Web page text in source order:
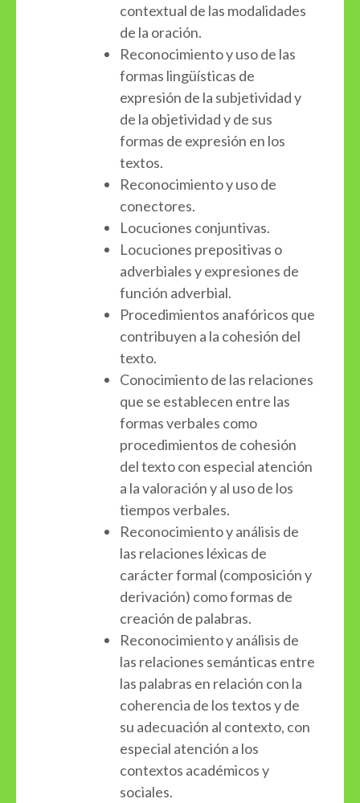
contextual de las modalidades
de la oración.
Reconocimiento y uso de las
formas lingüísticas de
expresión de la subjetividad y
de la objetividad y de sus
formas de expresión en los
textos.
Reconocimiento y uso de
conectores.
Locuciones conjuntivas.
Locuciones prepositivas o
adverbiales y expresiones de
función adverbial.
Procedimientos anafóricos que
contribuyen a la cohesión del
texto.
Conocimiento de las relaciones
que se establecen entre las
formas verbales como
procedimientos de cohesión
del texto con especial atención
a la valoración y al uso de los
tiempos verbales.
Reconocimiento y análisis de
las relaciones léxicas de
carácter formal (composición y
derivación) como formas de
creación de palabras.
Reconocimiento y análisis de
las relaciones semánticas entre
las palabras en relación con la
coherencia de los textos y de
su adecuación al contexto, con
especial atención a los
contextos académicos y
sociales.